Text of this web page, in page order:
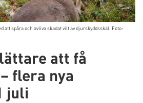
att spåra och avliva skadat vilt av djurskyddsskäl. Foto:
att få
flera nya
juli